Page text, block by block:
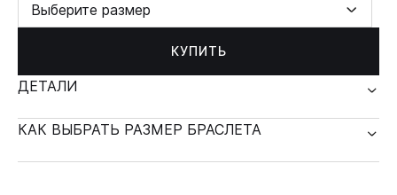
Выберите размер
КУПИТЬ
ДЕТАЛИ
КАК ВЫБРАТЬ РАЗМЕР БРАСЛЕТА